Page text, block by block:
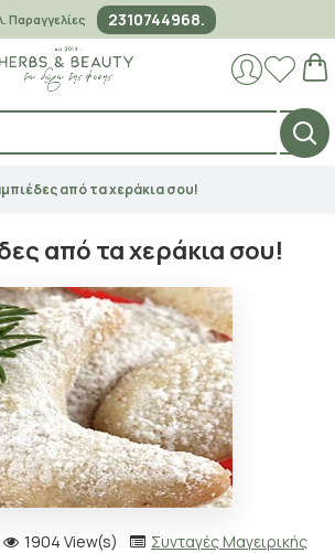
Παραγγελίες 2310744968.
από τα χεράκια σου!
από τα χεράκια σου!
1904 View(s) Συνταγές Μαγειρικής